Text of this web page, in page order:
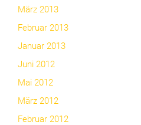
März 2013
Februar 2013
Januar 2013
Juni 2012
Mai 2012
März 2012
Februar 2012